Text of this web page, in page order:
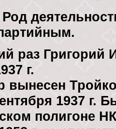
Род
раз Григорий
г.
вынесен
1937 г.
полигоне